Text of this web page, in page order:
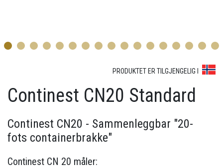
1 2 3 4 5 6 7 8 9 10 11 12 13
PRODUKTET ER TILGJENGELIG I
Continest CN20 Standard
Continest CN20 - Sammenleggbar "20-
fots containerbrakke"
Continest CN 20 måler: